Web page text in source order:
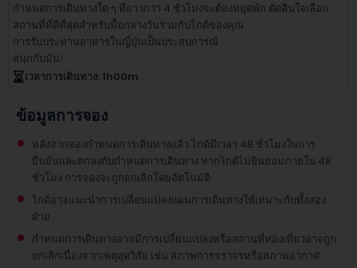
กำหนดการเดินทางใด ๆ ที่ยาวกว่า 4 ชั่วโมงจะต้องหยุดพัก ตัดสินใจเลือก
สถานที่ที่ดีที่สุดสำหรับมื้อกลางวันร่วมกับไกด์ของคุณ
การรับประทานอาหารในญี่ปุ่นเป็นประสบการณ์
สนุกกับมัน!
เวลาการเดินทาง: 1h00m
ข้อมูลการจอง
หลังจากจองกำหนดการเดินทางแล้ว ไกด์มีเวลา 48 ชั่วโมงในการ
ยืนยันและตกลงกับกำหนดการเดินทาง หากไกด์ไม่ยินยอมภายใน 48
ชั่วโมง การจองจะถูกยกเลิกโดยอัตโนมัติ
ไกด์อาจแนะนำการเปลี่ยนแปลงแผนการเดินทางให้เหมาะกับทั้งสอง
ฝ่าย
กำหนดการเดินทางอาจมีการเปลี่ยนแปลงหรือสถานที่ท่องเที่ยวอาจถูก
ยกเลิกเนื่องจากเหตุสุดวิสัย เช่น สภาพการจราจรหรือสภาพอากาศ